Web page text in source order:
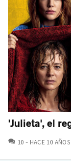
'Julieta', el
10 COMENTARIOS
HACE 10 AÑOS